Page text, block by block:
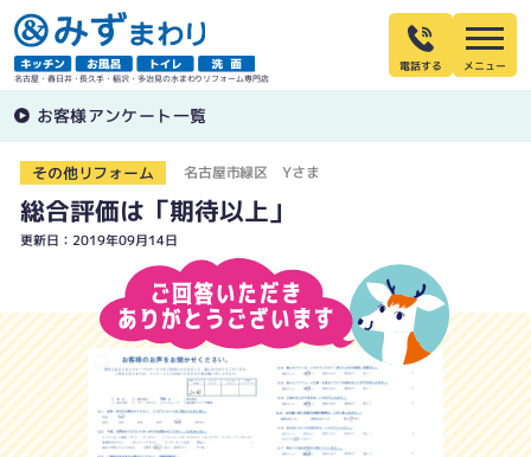
名古屋・春日井・長久手・稲沢・多治見の水まわりリフォーム専門店
電話する
お客様アンケート一覧
その他リフォーム 名古屋市緑区 Yさま
総合評価は「期待以上」
更新日：2019年09月14日